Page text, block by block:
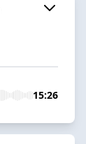
15:26